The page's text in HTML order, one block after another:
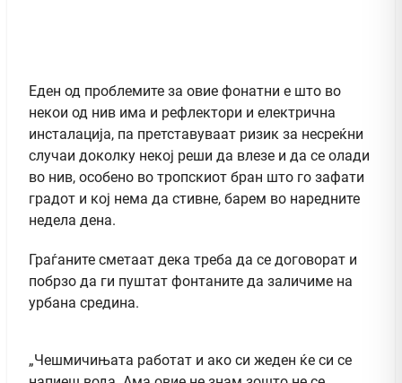
Еден од проблемите за овие фонатни е што во
некои од нив има и рефлектори и електрична
инсталација, па претставуваат ризик за несреќни
случаи доколку некој реши да влезе и да се олади
во нив, особено во тропскиот бран што го зафати
градот и кој нема да стивне, барем во наредните
недела дена.
Граѓаните сметаат дека треба да се договорат и
побрзо да ги пуштат фонтаните да заличиме на
урбана средина.
„Чешмичињата работат и ако си жеден ќе си се